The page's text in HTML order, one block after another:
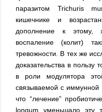
паразитом Trichuris
кишечнике и
дополнение к этому,
воспаление (колит)
тревожности. В тех же
доказательства в пользу
в роли модулятора
связываемой с иммунной
что “лечение”
longum уменьшало эту